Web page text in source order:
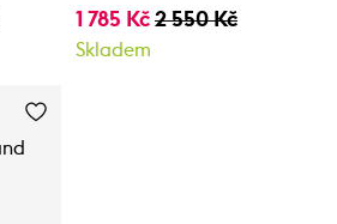
1 785 Kč 2 550 Kč
Skladem